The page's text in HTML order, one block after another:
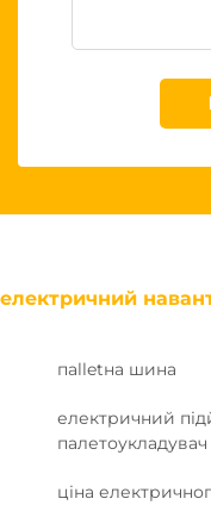
електричний
пalletна шина
електричний
палетоукладувач
ціна